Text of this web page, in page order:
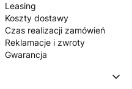
Leasing
Koszty dostawy
Czas realizacji zamówień
Reklamacje i zwroty
Gwarancja